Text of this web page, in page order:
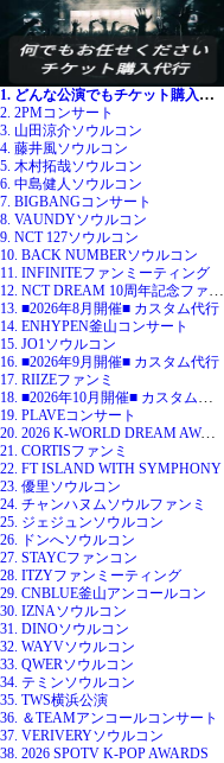
1. どんな公演でもチケット購入代行
2. 2PMコンサート
3. 山田涼介ソウルコン
4. 藤井風ソウルコン
5. 木村拓哉ソウルコン
6. 中島健人ソウルコン
7. BIGBANGコンサート
8. VAUNDYソウルコン
9. NCT 127ソウルコン
10. BACK NUMBERソウルコン
11. INFINITEファンミーティング
12. NCT DREAM 10周年記念ファンミ
13. ■2026年8月開催■ カスタム代行
14. ENHYPEN釜山コンサート
15. JO1ソウルコン
16. ■2026年9月開催■ カスタム代行
17. RIIZEファンミ
18. ■2026年10月開催■ カスタム代行
19. PLAVEコンサート
20. 2026 K-WORLD DREAM AWARDS
21. CORTISファンミ
22. FT ISLAND WITH SYMPHONY
23. 優里ソウルコン
24. チャンハヌムソウルファンミ
25. ジェジュンソウルコン
26. ドンへソウルコン
27. STAYCファンコン
28. ITZYファンミーティング
29. CNBLUE釜山アンコールコン
30. IZNAソウルコン
31. DINOソウルコン
32. WAYVソウルコン
33. QWERソウルコン
34. テミンソウルコン
35. TWS横浜公演
36. ＆TEAMアンコールコンサート
37. VERIVERYソウルコン
38. 2026 SPOTV K-POP AWARDS